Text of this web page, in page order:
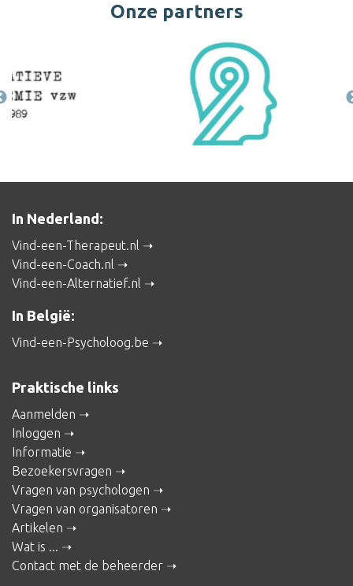
Onze partners
In Nederland:
Vind-een-Therapeut.nl
Vind-een-Coach.nl
Vind-een-Alternatief.nl
In België:
Vind-een-Psycholoog.be
Praktische links
Aanmelden
Inloggen
Informatie
Bezoekersvragen
Vragen van psychologen
Vragen van organisatoren
Artikelen
Wat is ...
Contact met de beheerder